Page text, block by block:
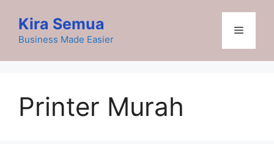
content
Kira Semua
Business Made Easier
Menu
Printer Murah